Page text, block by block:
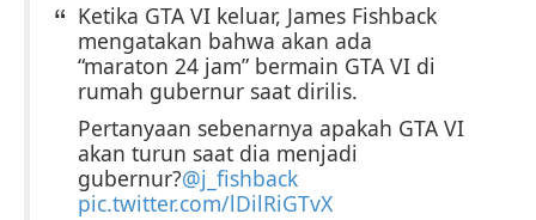
Ketika GTA VI keluar, James Fishback
mengatakan bahwa akan ada
“maraton 24 jam” bermain GTA VI di
rumah gubernur saat dirilis.
Pertanyaan sebenarnya apakah GTA VI
akan turun saat dia menjadi
gubernur?@j_fishback
pic.twitter.com/lDilRiGTvX